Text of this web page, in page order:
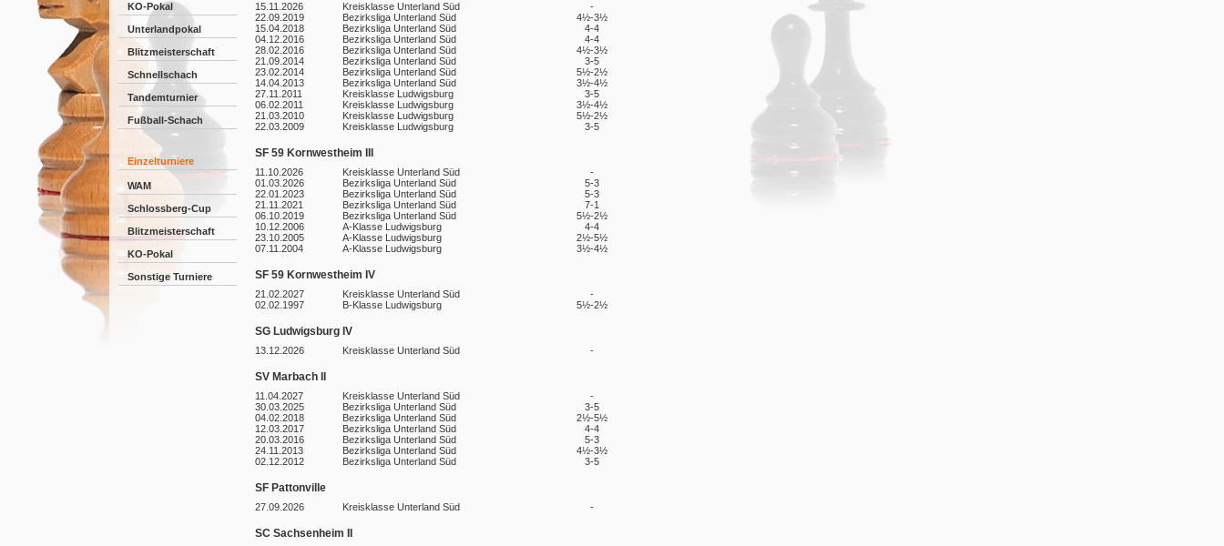
KO-Pokal
Unterlandpokal
Blitzmeisterschaft
Schnellschach
Tandemturnier
Fußball-Schach
Einzelturniere
WAM
Schlossberg-Cup
Blitzmeisterschaft
KO-Pokal
Sonstige Turniere
15.11.2026 Kreisklasse Unterland Süd
-
22.09.2019
Bezirksliga Unterland Süd
4½-3½
15.04.2018
Bezirksliga Unterland Süd
4-4
04.12.2016
Bezirksliga Unterland Süd
4-4
28.02.2016
Bezirksliga Unterland Süd
4½-3½
21.09.2014
Bezirksliga Unterland Süd
3-5
23.02.2014
Bezirksliga Unterland Süd
5½-2½
14.04.2013
Bezirksliga Unterland Süd
3½-4½
27.11.2011
Kreisklasse Ludwigsburg
3-5
06.02.2011
Kreisklasse Ludwigsburg
3½-4½
21.03.2010
Kreisklasse Ludwigsburg
5½-2½
22.03.2009
Kreisklasse Ludwigsburg 3-5
SF 59 Kornwestheim III
11.10.2026 Kreisklasse Unterland Süd
-
01.03.2026
Bezirksliga Unterland Süd
5-3
22.01.2023
Bezirksliga Unterland Süd
5-3
21.11.2021
Bezirksliga Unterland Süd
7-1
06.10.2019
Bezirksliga Unterland Süd
5½-2½
10.12.2006
A-Klasse Ludwigsburg
4-4
23.10.2005
A-Klasse Ludwigsburg
2½-5½
07.11.2004
A-Klasse Ludwigsburg 3½-4½
SF 59 Kornwestheim IV
21.02.2027 Kreisklasse Unterland Süd
-
02.02.1997
B-Klasse Ludwigsburg 5½-2½
SG Ludwigsburg IV
13.12.2026 Kreisklasse Unterland Süd -
SV Marbach II
11.04.2027 Kreisklasse Unterland Süd
-
30.03.2025
Bezirksliga Unterland Süd
3-5
04.02.2018
Bezirksliga Unterland Süd
2½-5½
12.03.2017
Bezirksliga Unterland Süd
4-4
20.03.2016
Bezirksliga Unterland Süd
5-3
24.11.2013
Bezirksliga Unterland Süd
4½-3½
02.12.2012
Bezirksliga Unterland Süd 3-5
SF Pattonville
27.09.2026 Kreisklasse Unterland Süd -
SC Sachsenheim II